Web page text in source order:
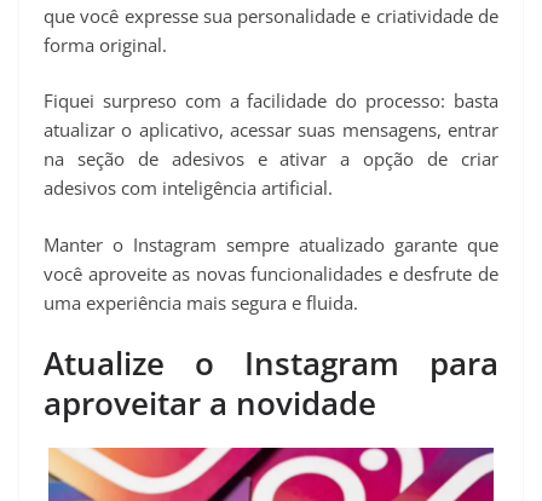
que você expresse sua personalidade e criatividade de
forma original.
Fiquei surpreso com a facilidade do processo: basta
atualizar o aplicativo, acessar suas mensagens, entrar
na seção de adesivos e ativar a opção de criar
adesivos com inteligência artificial.
Manter o Instagram sempre atualizado garante que
você aproveite as novas funcionalidades e desfrute de
uma experiência mais segura e fluida.
Atualize o Instagram para
aproveitar a novidade